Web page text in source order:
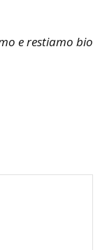
e restiamo bio